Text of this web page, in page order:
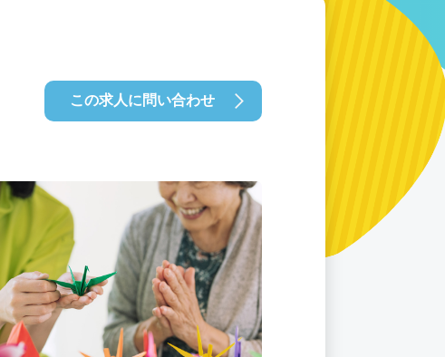
この求人に問い合わせ